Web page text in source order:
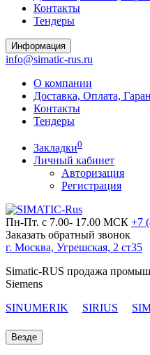
Контакты
Тендеры
Информация
info@simatic-rus.ru
О компании
Доставка, Оплата,
Контакты
Тендеры
Закладки0
Личный кабинет
Авторизация
Регистрация
Пн-Пт. с 7.00- 17.00 МСК +7
Заказать обратный звонок
г. Москва, Угрешская, 2 ст35
Simatic-RUS продажа
Siemens
SINUMERIK
SIRIUS
Везде